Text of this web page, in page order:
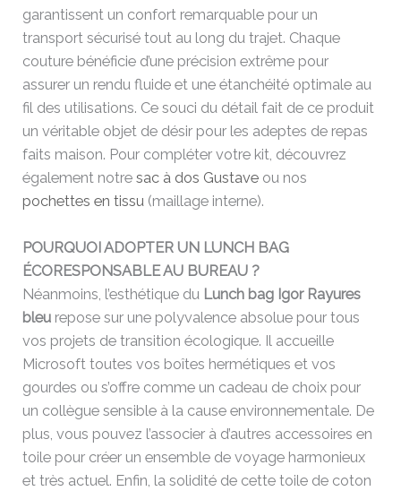
garantissent un confort remarquable pour un
transport sécurisé tout au long du trajet. Chaque
couture bénéficie d’une précision extrême pour
assurer un rendu fluide et une étanchéité optimale au
fil des utilisations. Ce souci du détail fait de ce produit
un véritable objet de désir pour les adeptes de repas
faits maison. Pour compléter votre kit, découvrez
également notresac à dos Gustave ou nos
pochettes en tissu (maillage interne).
POURQUOI ADOPTER UN LUNCH BAG
ÉCORESPONSABLE AU BUREAU ?
Néanmoins, l’esthétique du Lunch bag Igor Rayures
bleu repose sur une polyvalence absolue pour tous
vos projets de transition écologique. Il accueille
Microsoft toutes vos boîtes hermétiques et vos
gourdes ou s’offre comme un cadeau de choix pour
un collègue sensible à la cause environnementale. De
plus, vous pouvez l’associer à d’autres accessoires en
toile pour créer un ensemble de voyage harmonieux
et très actuel. Enfin, la solidité de cette toile de coton